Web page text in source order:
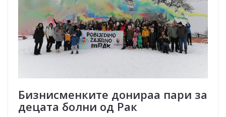
Бизнисменките донираа пари за
децата болни од Рак